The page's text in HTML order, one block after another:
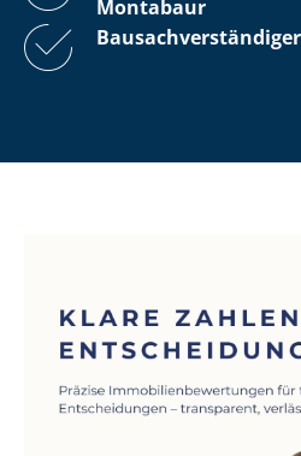
Montabaur